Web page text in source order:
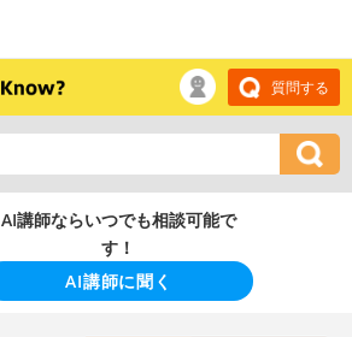
質問する
AI講師ならいつでも相談可能で
す！
AI講師に聞く